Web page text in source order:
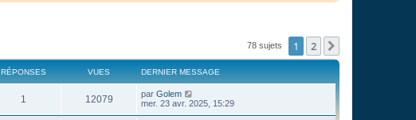
78 sujets 1 2
RÉPONSES VUES DERNIER MESSAGE
1 12079 par Golem
mer. 23 avr. 2025, 15:29